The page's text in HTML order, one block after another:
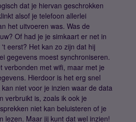
dat je hiervan geschrokken
alsof je telefoon allerlei
het uitvoeren was. Was de
Of had je je simkaart er net in
eerst? Het kan zo zijn dat hij
gegevens moest synchroniseren.
verbonden met wifi, maar met je
Hierdoor is het erg snel
niet voor je inzien waar de data
verbruikt is, zoals ik ook je
niet kan beluisteren of je
lezen. Maar jij kunt dat wel inzien!